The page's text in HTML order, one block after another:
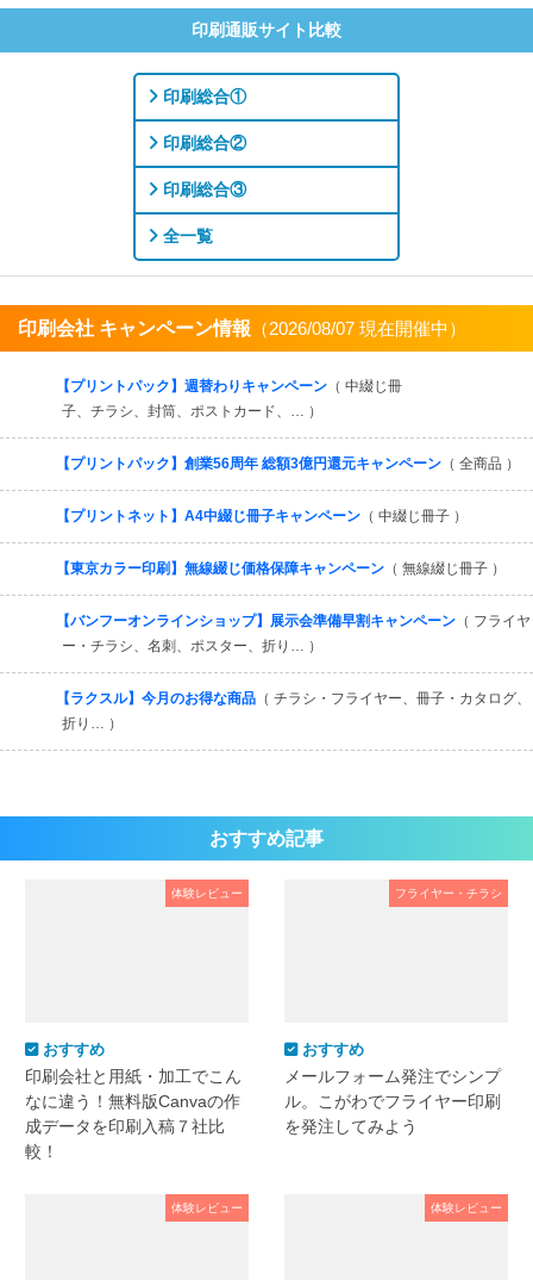
印刷通販サイト比較
印刷総合①
印刷総合②
印刷総合③
全一覧
印刷会社 キャンペーン情報 （2026/08/07 現在開催中）
【プリントパック】週替わりキャンペーン （ 中綴じ冊
子、チラシ、封筒、ポストカード、… ）
【プリントパック】創業56周年 総額3億円還元キャンペーン （ 全商品 ）
【プリントネット】A4中綴じ冊子キャンペーン （ 中綴じ冊子 ）
【東京カラー印刷】無線綴じ価格保障キャンペーン （ 無線綴じ冊子 ）
【バンフーオンラインショップ】展示会準備早割キャンペーン （ フライヤ
ー・チラシ、名刺、ポスター、折り… ）
【ラクスル】今月のお得な商品 （ チラシ・フライヤー、冊子・カタログ、
折り… ）
おすすめ記事
体験レビュー
おすすめ
印刷会社と用紙・加工でこん
なに違う！無料版Canvaの作
成データを印刷入稿７社比
較！
フライヤー・チラシ
おすすめ
メールフォーム発注でシンプ
ル。こがわでフライヤー印刷
を発注してみよう
体験レビュー 体験レビュー